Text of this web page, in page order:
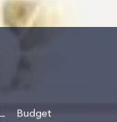
Budget